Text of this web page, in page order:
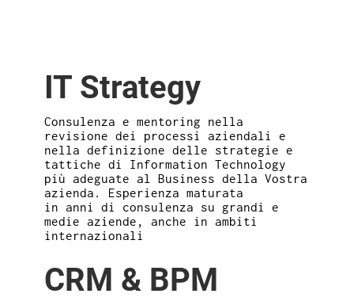
CRM & BPM
IT Strategy
Consulenza e mentoring nella
revisione dei processi aziendali e
nella definizione delle strategie e
tattiche di Information Technology
più adeguate al Business della Vostra
azienda. Esperienza maturata
in anni di consulenza su grandi e
medie aziende, anche in ambiti
internazionali